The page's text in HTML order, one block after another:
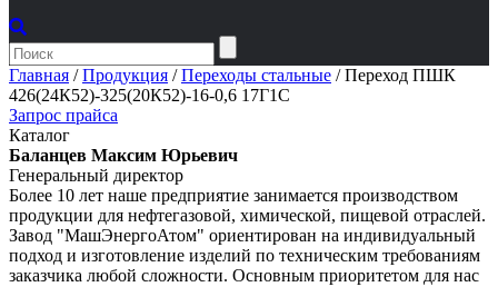
Главная /Продукция /Переходы стальные /Переход ПШК
426(24К52)-325(20К52)-16-0,6 17Г1С
Запрос прайса
Каталог
Баланцев Максим Юрьевич
Генеральный директор
Более 10 лет наше предприятие занимается производством
продукции для нефтегазовой, химической, пищевой отраслей.
Завод "МашЭнергоАтом" ориентирован на индивидуальный
подход и изготовление изделий по техническим требованиям
заказчика любой сложности. Основным приоритетом для нас